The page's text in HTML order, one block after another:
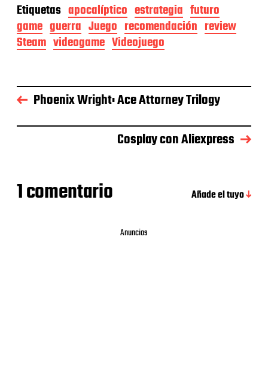
Etiquetas apocalíptico estrategia futuro
game guerra Juego recomendación review
Steam videogame Videojuego
Phoenix Wright: Ace Attorney Trilogy
Cosplay con Aliexpress
1 comentario Añade el tuyo
Anuncios